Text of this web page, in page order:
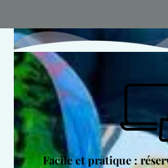
Facile et pratique :